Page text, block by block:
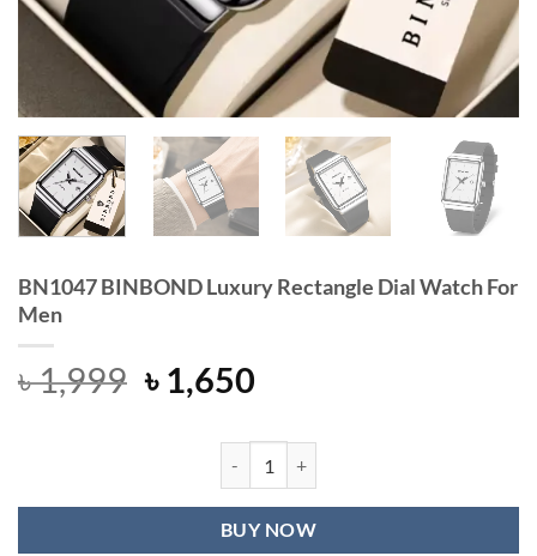
BN1047 BINBOND Luxury Rectangle Dial Watch For
Men
৳1,999 Original
price
৳ 1,999.
৳ 1,650Current
is:
৳ 1,650.
BN1047 BINBOND Luxury
BUY NOW